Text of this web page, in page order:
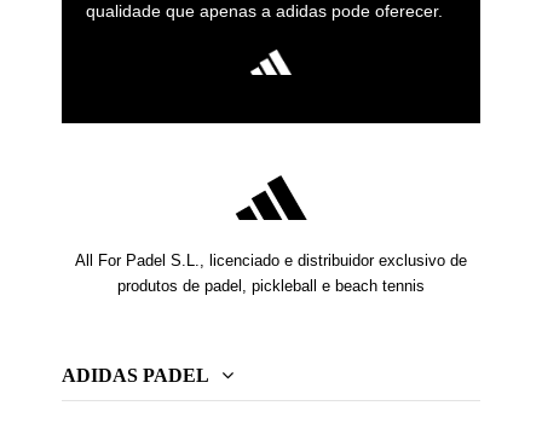
qualidade que apenas a adidas pode oferecer.
All For Padel S.L., licenciado e distribuidor exclusivo de
produtos de padel, pickleball e beach tennis
ADIDAS PADEL